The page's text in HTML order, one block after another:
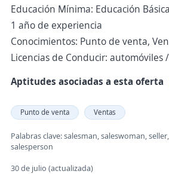
Educación Mínima: Educación
1 año de experiencia
Conocimientos: Punto de venta,
Licencias de Conducir: automóviles
Aptitudes asociadas a esta oferta
Punto de venta Ventas
Palabras clave: salesman, saleswoman,
salesperson
30 de julio (actualizada)